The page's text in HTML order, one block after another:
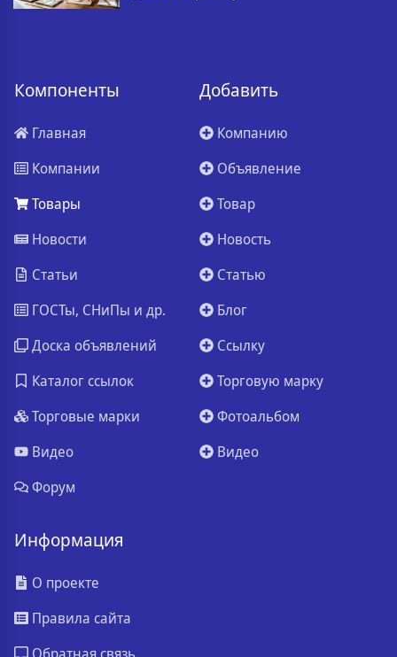
Компоненты
Главная
Компании
Товары
Новости
Статьи
ГОСТы, СНиПы и др.
Доска объявлений
Каталог ссылок
Торговые марки
Видео
Форум
Добавить
Компанию
Объявление
Товар
Новость
Статью
Блог
Ссылку
Торговую марку
Фотоальбом
Видео
Информация
О проекте
Правила сайта